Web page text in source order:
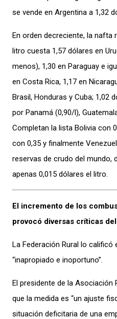
se vende en Argentina a 1,32
En orden decreciente, la nafta
litro cuesta 1,57 dólares en
menos), 1,30 en Paraguay e
en Costa Rica, 1,17 en
Brasil, Honduras y Cuba; 1,02
por Panamá (0,90/l),
Completan la lista Bolivia con
con 0,35 y finalmente
reservas de crudo del mundo,
apenas 0,015 dólares el litro.
El incremento de los
provocó diversas críticas
La Federación Rural lo
“inapropiado e inoportuno”.
El presidente de la Asociación
que la medida es “un ajuste
situación deficitaria de una